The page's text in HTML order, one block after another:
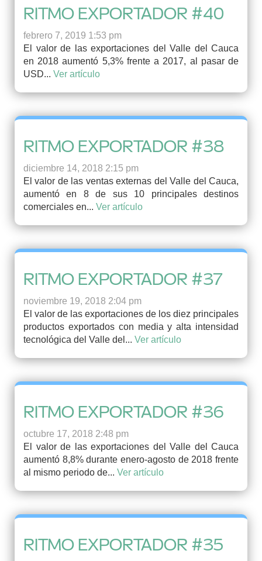
RITMO EXPORTADOR #40
febrero 7, 2019 1:53 pm
El valor de las exportaciones del Valle del Cauca
en 2018 aumentó 5,3% frente a 2017, al pasar de
USD... Ver artículo
RITMO EXPORTADOR #38
diciembre 14, 2018 2:15 pm
El valor de las ventas externas del Valle del Cauca,
aumentó en 8 de sus 10 principales destinos
comerciales en... Ver artículo
RITMO EXPORTADOR #37
noviembre 19, 2018 2:04 pm
El valor de las exportaciones de los diez principales
productos exportados con media y alta intensidad
tecnológica del Valle del... Ver artículo
RITMO EXPORTADOR #36
octubre 17, 2018 2:48 pm
El valor de las exportaciones del Valle del Cauca
aumentó 8,8% durante enero-agosto de 2018 frente
al mismo periodo de... Ver artículo
RITMO EXPORTADOR #35